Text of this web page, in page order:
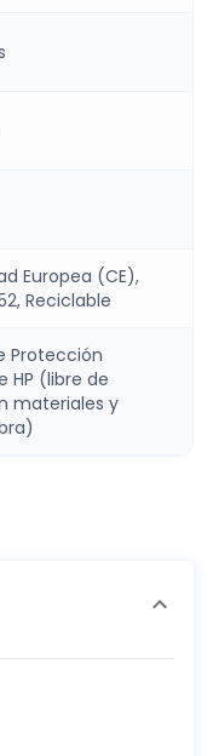
Europea (CE),
Reciclable
Protección
HP (libre de
materiales y